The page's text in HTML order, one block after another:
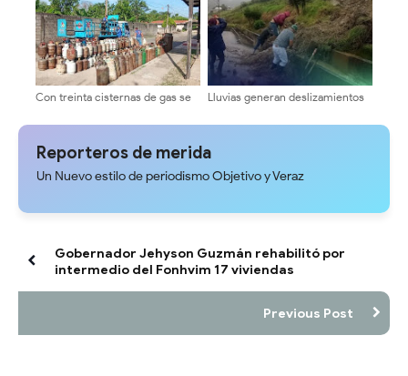
Con treinta cisternas de gas se
Lluvias generan deslizamientos
Quintero
Reporteros de merida
Un Nuevo estilo de periodismo Objetivo y Veraz
Gobernador Jehyson Guzmán rehabilitó por
intermedio del Fonhvim 17 viviendas
Previous Post